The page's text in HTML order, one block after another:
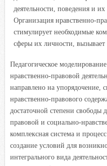
деятельности, поведения и их
Организация нравственно-
стимулирует необходимые
сферы их личности, вызывает
Педагогическое
нравственно-правовой
направлено на упорядочение,
нравственно-правового
достаточной степени свободы
правовой и социально-
комплексная система и
создание условий для
интегрального вида